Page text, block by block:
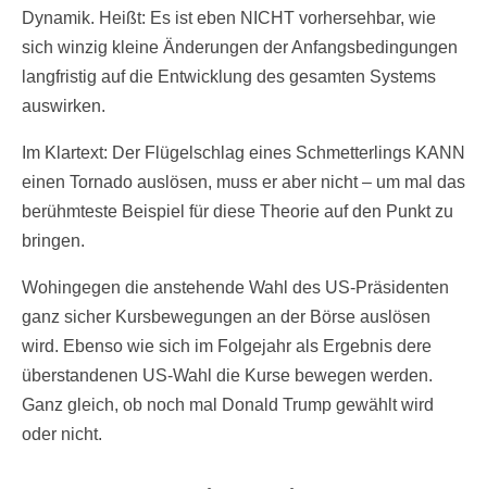
Dynamik. Heißt: Es ist eben NICHT vorhersehbar, wie
sich winzig kleine Änderungen der Anfangsbedingungen
langfristig auf die Entwicklung des gesamten Systems
auswirken.
Im Klartext: Der Flügelschlag eines Schmetterlings KANN
einen Tornado auslösen, muss er aber nicht – um mal das
berühmteste Beispiel für diese Theorie auf den Punkt zu
bringen.
Wohingegen die anstehende Wahl des US-Präsidenten
ganz sicher Kursbewegungen an der Börse auslösen
wird. Ebenso wie sich im Folgejahr als Ergebnis dere
überstandenen US-Wahl die Kurse bewegen werden.
Ganz gleich, ob noch mal Donald Trump gewählt wird
oder nicht.